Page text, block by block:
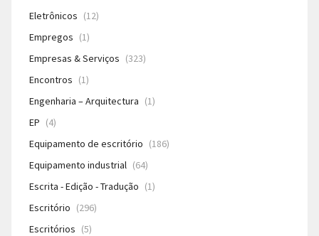
Eletrônicos (12)
Empregos (1)
Empresas & Serviços (323)
Encontros (1)
Engenharia – Arquitectura (1)
EP (4)
Equipamento de escritório (186)
Equipamento industrial (64)
Escrita - Edição - Tradução (1)
Escritório (296)
Escritórios (5)